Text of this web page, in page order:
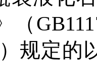
（
）规定